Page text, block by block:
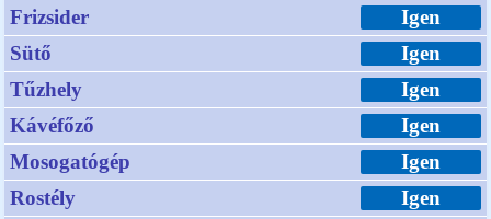
Frizsider
Igen
Sütő
Igen
Tűzhely
Igen
Kávéfőző
Igen
Mosogatógép
Igen
Rostély
Igen